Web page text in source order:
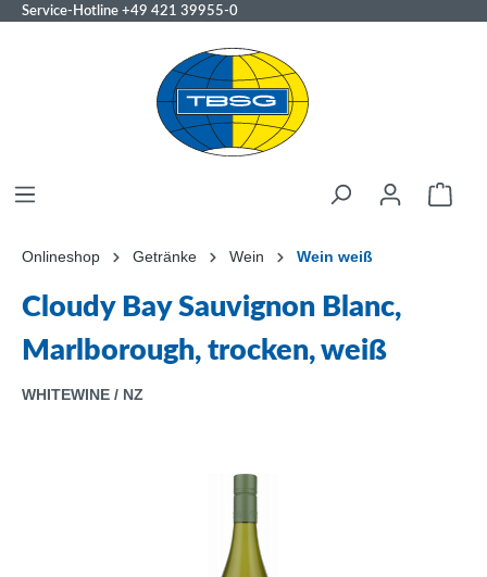
Service-Hotline +49 421 39955-0
Onlineshop Getränke Wein Wein weiß
Cloudy Bay Sauvignon Blanc,
Marlborough, trocken, weiß
WHITEWINE / NZ